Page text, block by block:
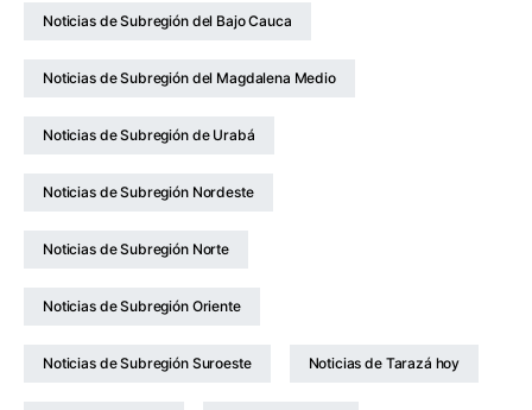
Noticias de Subregión del Bajo Cauca
Noticias de Subregión del Magdalena Medio
Noticias de Subregión de Urabá
Noticias de Subregión Nordeste
Noticias de Subregión Norte
Noticias de Subregión Oriente
Noticias de Subregión Suroeste Noticias de Tarazá hoy